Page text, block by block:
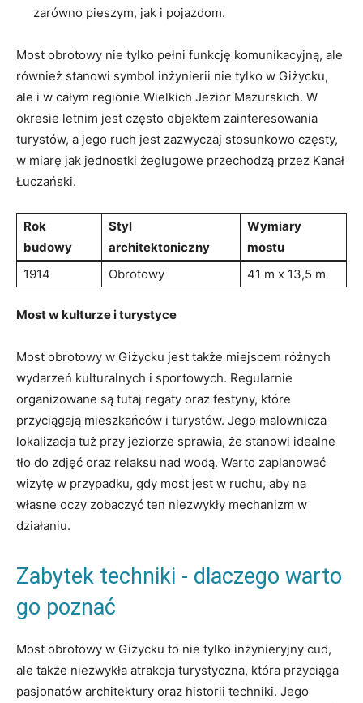
zarówno pieszym, ‌jak i ‌pojazdom.
Most ‍obrotowy nie tylko pełni funkcję ​komunikacyjną,​ ale
również stanowi symbol inżynierii nie⁤ tylko⁣ w Giżycku,
⁢ale i w całym regionie Wielkich Jezior Mazurskich. W
okresie ⁢letnim ⁤jest⁤ często objektem zainteresowania
turystów, a ‍jego ruch jest zazwyczaj stosunkowo ⁢częsty,
w miarę jak jednostki​ żeglugowe przechodzą ‌przez‌ Kanał
Łuczański.
Rok
⁢budowy
Styl
architektoniczny
Wymiary ​
mostu
1914
Obrotowy 41⁢ m x 13,5 m
Most w kulturze i ‍turystyce
Most ‌obrotowy w Giżycku jest także miejscem⁣ różnych
wydarzeń kulturalnych i sportowych. Regularnie
organizowane są tutaj ⁣regaty⁤ oraz⁣ festyny, które⁤
przyciągają ⁢mieszkańców i turystów.‍ Jego ‍malownicza
lokalizacja tuż przy jeziorze sprawia, że stanowi idealne⁢
tło do zdjęć oraz relaksu nad⁤ wodą. Warto⁤ zaplanować‍
wizytę w przypadku,‍ gdy most jest‌ w ruchu, aby⁣ na‌
własne oczy zobaczyć ten​ niezwykły mechanizm w
⁢działaniu.
Zabytek techniki ‌- dlaczego warto
go poznać
Most obrotowy w Giżycku to nie⁣ tylko inżynieryjny cud,
ale także niezwykła atrakcja turystyczna, która przyciąga
⁢pasjonatów⁢ architektury oraz historii techniki. Jego